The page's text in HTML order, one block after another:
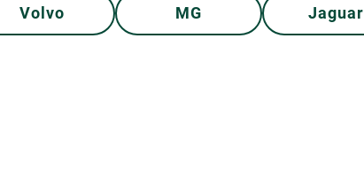
Volvo MG Jaguar